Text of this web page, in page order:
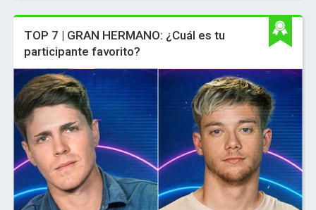
TOP 7 | GRAN HERMANO: ¿Cuál es tu
participante favorito?